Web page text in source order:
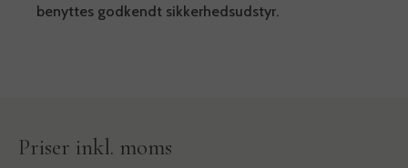
benyttes godkendt sikkerhedsudstyr.
Priser inkl. moms